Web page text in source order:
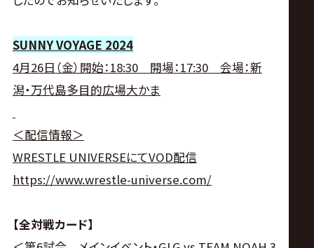
ア
公
式
サ
イ
ト
SUNNY VOYAGE 2024
4月26日（金）開始：18:30開場：17:30会場：新
潟・万代島多目的広場大かま
＜配信情報＞
WRESTLE UNIVERSEにてVOD配信
https://www.wrestle-universe.com/
【全対戦カード】